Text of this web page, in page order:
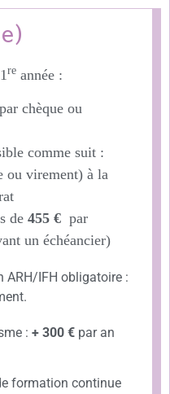
re année :
chèque ou
comme suit :
ou virement) à la
de 455 € par
un échéancier)
ARH/IFH obligatoire :
: + 300 € par an
formation continue